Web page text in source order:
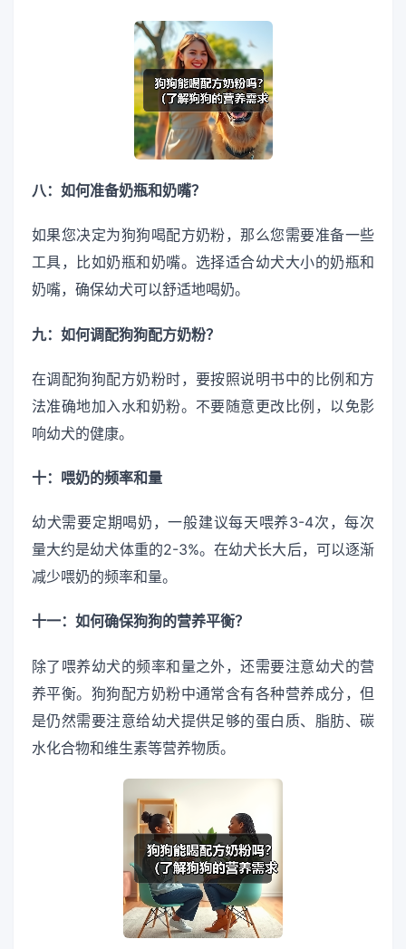
八：如何准备奶瓶和奶嘴？
如果您决定为狗狗喝配方奶粉，那么您需要准备一些
工具，比如奶瓶和奶嘴。选择适合幼犬大小的奶瓶和
奶嘴，确保幼犬可以舒适地喝奶。
九：如何调配狗狗配方奶粉？
在调配狗狗配方奶粉时，要按照说明书中的比例和方
法准确地加入水和奶粉。不要随意更改比例，以免影
响幼犬的健康。
十：喂奶的频率和量
幼犬需要定期喝奶，一般建议每天喂养3-4次，每次
量大约是幼犬体重的2-3%。在幼犬长大后，可以逐渐
减少喂奶的频率和量。
十一：如何确保狗狗的营养平衡？
除了喂养幼犬的频率和量之外，还需要注意幼犬的营
养平衡。狗狗配方奶粉中通常含有各种营养成分，但
是仍然需要注意给幼犬提供足够的蛋白质、脂肪、碳
水化合物和维生素等营养物质。